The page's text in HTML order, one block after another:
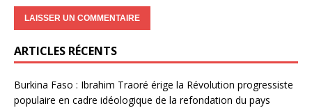
ARTICLES RÉCENTS
Burkina Faso : Ibrahim Traoré érige la Révolution progressiste
populaire en cadre idéologique de la refondation du pays